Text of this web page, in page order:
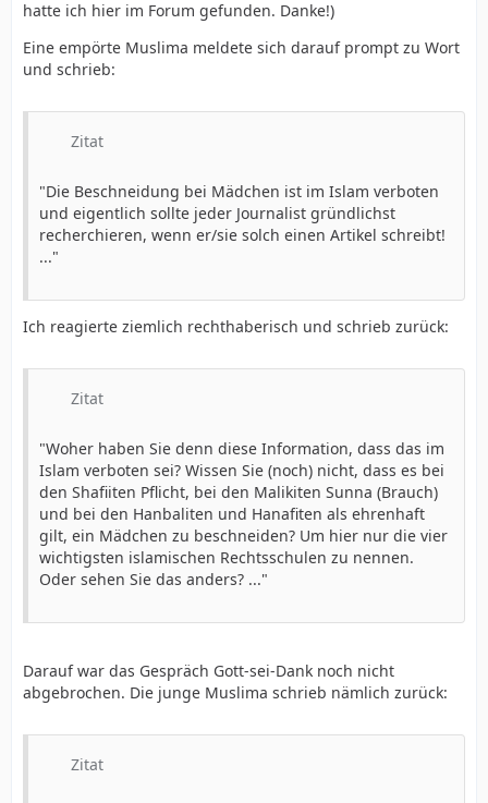
hatte ich hier im Forum gefunden. Danke!)
Eine empörte Muslima meldete sich darauf prompt zu Wort
und schrieb:
Zitat
"Die Beschneidung bei Mädchen ist im Islam verboten
und eigentlich sollte jeder Journalist gründlichst
recherchieren, wenn er/sie solch einen Artikel schreibt!
..."
Ich reagierte ziemlich rechthaberisch und schrieb zurück:
Zitat
"Woher haben Sie denn diese Information, dass das im
Islam verboten sei? Wissen Sie (noch) nicht, dass es bei
den Shafiiten Pflicht, bei den Malikiten Sunna (Brauch)
und bei den Hanbaliten und Hanafiten als ehrenhaft
gilt, ein Mädchen zu beschneiden? Um hier nur die vier
wichtigsten islamischen Rechtsschulen zu nennen.
Oder sehen Sie das anders? ..."
Darauf war das Gespräch Gott-sei-Dank noch nicht
abgebrochen. Die junge Muslima schrieb nämlich zurück:
Zitat